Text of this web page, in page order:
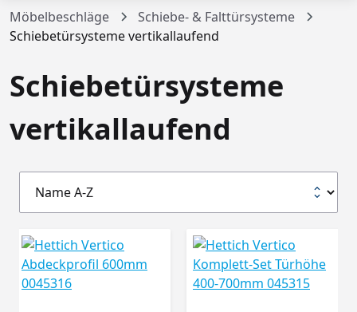
Möbelbeschläge
Schiebe- & Falttürsysteme
Schiebetürsysteme vertikallaufend
Schiebetürsysteme
vertikallaufend